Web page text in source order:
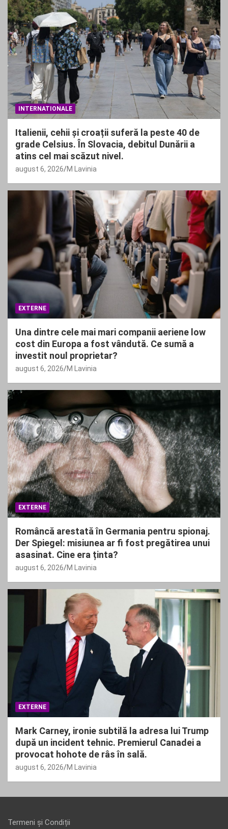
INTERNATIONALE
Italienii, cehii și croații suferă la peste 40 de
grade Celsius. În Slovacia, debitul Dunării a
atins cel mai scăzut nivel.
august 6, 2026 M Lavinia
EXTERNE
Una dintre cele mai mari companii aeriene low
cost din Europa a fost vândută. Ce sumă a
investit noul proprietar?
august 6, 2026 M Lavinia
EXTERNE
Româncă arestată în Germania pentru spionaj.
Der Spiegel: misiunea ar fi fost pregătirea unui
asasinat. Cine era ținta?
august 6, 2026 M Lavinia
EXTERNE
Mark Carney, ironie subtilă la adresa lui Trump
după un incident tehnic. Premierul Canadei a
provocat hohote de râs în sală.
august 6, 2026 M Lavinia
Termeni și Condiții